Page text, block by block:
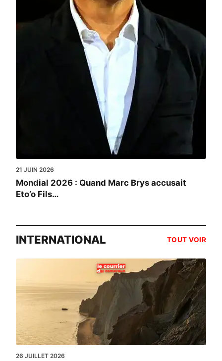
21 JUIN 2026
Mondial 2026 : Quand Marc Brys accusait
Eto’o Fils…
INTERNATIONAL TOUT VOIR
26 JUILLET 2026